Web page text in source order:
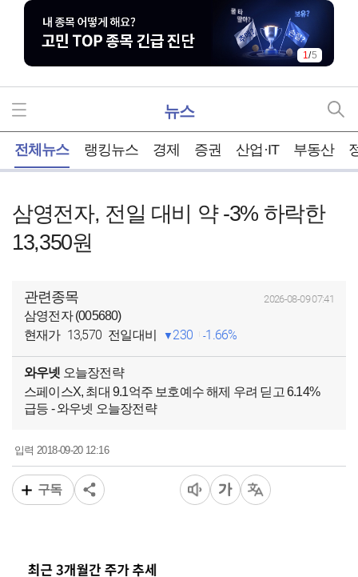
2/5
뉴스
전체뉴스 랭킹뉴스 경제 증권 산업·IT 부동산
삼영전자, 전일 대비 약 -3% 하락한
13,350원
관련종목 2026-08-09 07:41
삼영전자 (005680)
현재가 13,570 전일대비 230 1.66%
와우넷 오늘장전략
스페이스X, 최대 9.1억주 보호예수 해제 우려 딛고 6.14%
급등 - 와우넷 오늘장전략
입력2018-09-20 12:16
구독